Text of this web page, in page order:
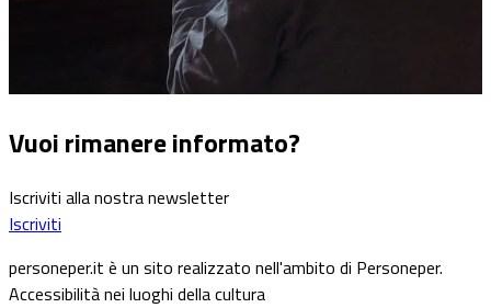
Vuoi rimanere informato?
Iscriviti alla nostra newsletter
Iscriviti
personeper.it è un sito realizzato nell'ambito di Personeper.
Accessibilità nei luoghi della cultura